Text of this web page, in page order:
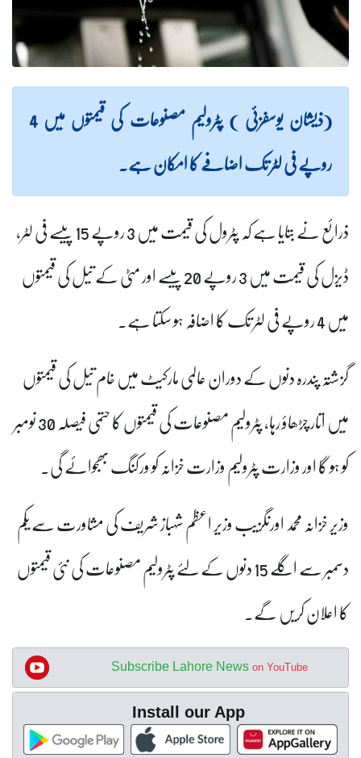
(ذیشان یوسفزئی ) پٹرولیم مصنوعات کی قیمتوں میں 4
روپے فی لٹر تک اضافے کا امکان ہے۔
ذرائع نے بتایا ہے کہ پٹرول کی قیمت میں 3 روپے 15 پیسے فی لٹر،
ڈیزل کی قیمت میں 3 روپے 20 پیسے اور مٹی کے تیل کی قیمتوں
میں 4 روپے فی لٹر تک کا اضافہ ہو سکتا ہے۔
گزشتہ پندرہ دنوں کے دوران عالمی مارکیٹ میں خام تیل کی قیمتوں
میں اتار چڑھاؤ رہا، پٹرولیم مصنوعات کی قیمتوں کا حتمی فیصلہ 30 نومبر
کو ہو گا اور وزارت پٹرولیم وزارت خزانہ کو ورکنگ بھجوائے گی۔
وزیر خزانہ محمد اورنگزیب وزیر اعظم شہباز شریف کی مشاورت سے یکم
دسمبر سے اگلے 15 دنوں کے لئے پٹرولیم مصنوعات کی نئی قیمتوں
کا اعلان کریں گے۔
Subscribe Lahore News on YouTube
Install our App